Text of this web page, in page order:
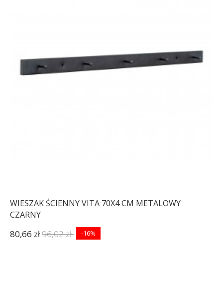
WIESZAK ŚCIENNY VITA 70X4 CM METALOWY
CZARNY
80,66 zł96,02 zł -16%